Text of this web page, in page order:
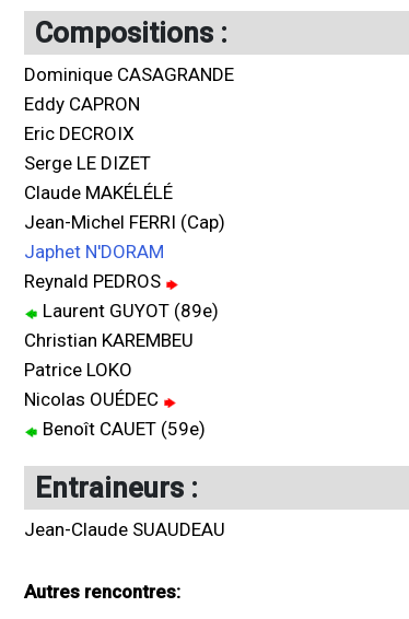
Compositions :
Dominique CASAGRANDE
Eddy CAPRON
Eric DECROIX
Serge LE DIZET
Claude MAKÉLÉLÉ
Jean-Michel FERRI (Cap)
Japhet N'DORAM
Reynald PEDROS
Laurent GUYOT (89e)
Christian KAREMBEU
Patrice LOKO
Nicolas OUÉDEC
Benoît CAUET (59e)
Entraineurs :
Jean-Claude SUAUDEAU
Autres rencontres: